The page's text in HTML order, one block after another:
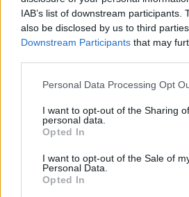
IAB’s list of downstream participants.
also be disclosed by us to third
Downstream Participants that may
Please note that this website/app
not limited to your visit or usage
grant or deny consent to Google and
use your data for below specified
consent section.
Personal Data Processing Opt
I want to opt-out of the Sharing
personal data.
Opted In
I want to opt-out of the Sale of
Personal Data.
Opted In
Powered by LocalImpact
Reso facile e gratuitoentro 28
Spedizione gratuita
per ordini
Per maggiori dettagli consultate la
all'acquisto